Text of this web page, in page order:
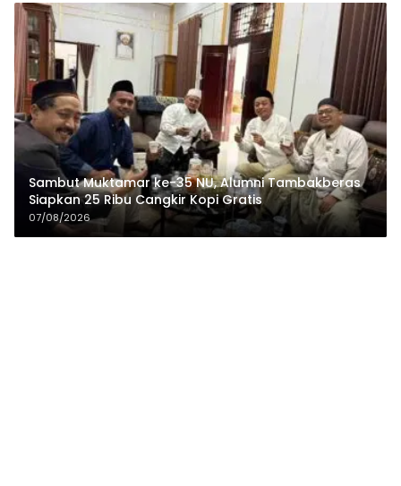
Sambut Muktamar ke-35 NU, Alumni Tambakberas
Siapkan 25 Ribu Cangkir Kopi Gratis
07/08/2026